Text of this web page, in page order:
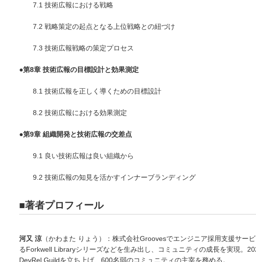
7.1 技術広報における戦略
7.2 戦略策定の起点となる上位戦略との紐づけ
7.3 技術広報戦略の策定プロセス
●第8章 技術広報の目標設計と効果測定
8.1 技術広報を正しく導くための目標設計
8.2 技術広報における効果測定
●第9章 組織開発と技術広報の交差点
9.1 良い技術広報は良い組織から
9.2 技術広報の知見を活かすインナーブランディング
■著者プロフィール
河又 涼 （かわまた りょう）：株式会社Groovesでエンジニア採用支援サー
るForkwell Libraryシリーズなどを生み出し、コミュニティの成長を実現。
DevRel Guildを立ち上げ、600名弱のコミュニティの主宰を務める。